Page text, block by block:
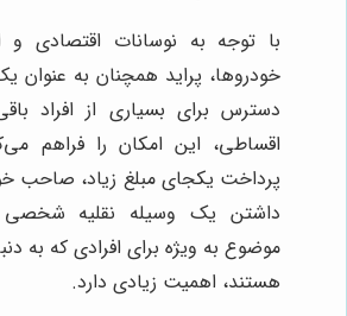
با توجه به نوسانات اقتصادی و
خودروها، پراید همچنان به عنوان
دسترس برای بسیاری از افراد
اقساطی، این امکان را فراهم
پرداخت یکجای مبلغ زیاد، صاحب
داشتن یک وسیله نقلیه شخصی
موضوع به ویژه برای افرادی که به
هستند، اهمیت زیادی دارد.